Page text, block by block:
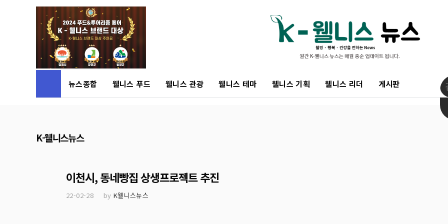
뉴스종합 웰니스 푸드 웰니스 관광 웰니스 테마 웰니스 기획 웰니스 리더 게시판
K-웰니스뉴스
이천시, 동네빵집 상생프로젝트 추진
22-02-28 by K웰니스뉴스